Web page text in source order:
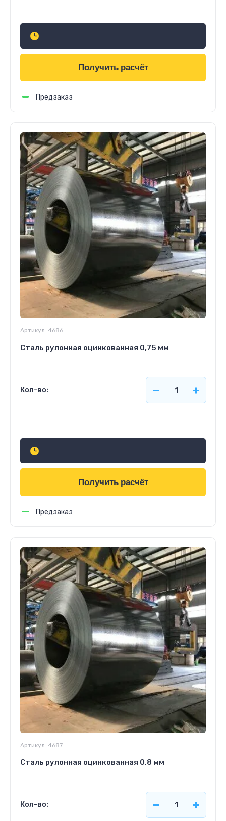
Получить расчёт
Предзаказ
Артикул: 4686
Сталь рулонная оцинкованная 0,75 мм
Кол-во:
Получить расчёт
Предзаказ
Артикул: 4687
Сталь рулонная оцинкованная 0,8 мм
Кол-во: